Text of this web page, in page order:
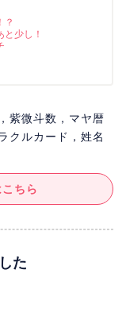
？
少し！
紫微斗数，マヤ暦
クルカード，姓名
ちら
た